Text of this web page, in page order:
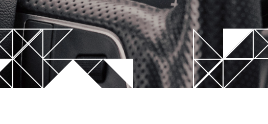
SLM
systems
Nozzle Series
Futuras tendencias
FIM – Tecnología de moldeo por